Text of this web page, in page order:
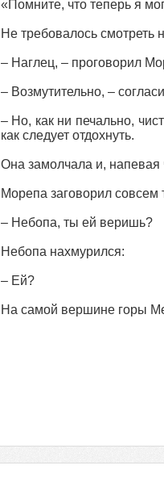
«Помните, что теперь я
Не требовалось смотреть
– Наглец, – проговорил
– Возмутительно, –
– Но, как ни печально,
как следует отдохнуть.
Она замолчала и, напевая
Морепа заговорил совсем
– Небопа, ты ей веришь?
Небопа нахмурился:
– Ей?
На самой вершине горы